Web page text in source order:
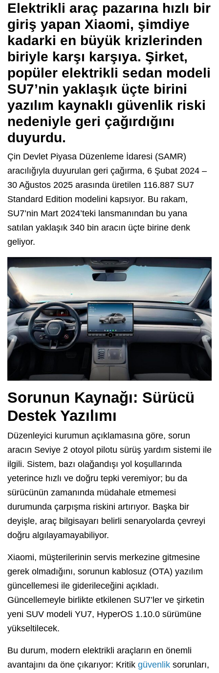
Elektrikli araç pazarına hızlı bir
giriş yapan Xiaomi, şimdiye
kadarki en büyük krizlerinden
biriyle karşı karşıya. Şirket,
popüler elektrikli sedan modeli
SU7’nin yaklaşık üçte birini
yazılım kaynaklı güvenlik riski
nedeniyle geri çağırdığını
duyurdu.
Çin Devlet Piyasa Düzenleme İdaresi (SAMR)
aracılığıyla duyurulan geri çağırma, 6 Şubat 2024 –
30 Ağustos 2025 arasında üretilen 116.887 SU7
Standard Edition modelini kapsıyor. Bu rakam,
SU7’nin Mart 2024’teki lansmanından bu yana
satılan yaklaşık 340 bin aracın üçte birine denk
geliyor.
Sorunun Kaynağı: Sürücü
Destek Yazılımı
Düzenleyici kurumun açıklamasına göre, sorun
aracın Seviye 2 otoyol pilotu sürüş yardım sistemi ile
ilgili. Sistem, bazı olağandışı yol koşullarında
yeterince hızlı ve doğru tepki veremiyor; bu da
sürücünün zamanında müdahale etmemesi
durumunda çarpışma riskini artırıyor. Başka bir
deyişle, araç bilgisayarı belirli senaryolarda çevreyi
doğru algılayamayabiliyor.
Xiaomi, müşterilerinin servis merkezine gitmesine
gerek olmadığını, sorunun kablosuz (OTA) yazılım
güncellemesi ile giderileceğini açıkladı.
Güncellemeyle birlikte etkilenen SU7’ler ve şirketin
yeni SUV modeli YU7, HyperOS 1.10.0 sürümüne
yükseltilecek.
Bu durum, modern elektrikli araçların en önemli
avantajını da öne çıkarıyor: Kritik güvenlik sorunları,